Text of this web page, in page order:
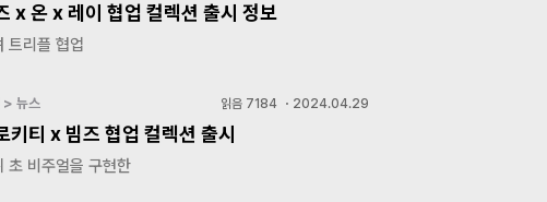
x 온 x 레이 협업 컬렉션 출시 정보
트리플 협업
> 뉴스 읽음 7184・ 2024.04.29
키티 x 빔즈 협업 컬렉션 출시
초 비주얼을 구현한